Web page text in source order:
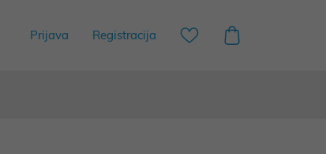
Registracija
Prijava